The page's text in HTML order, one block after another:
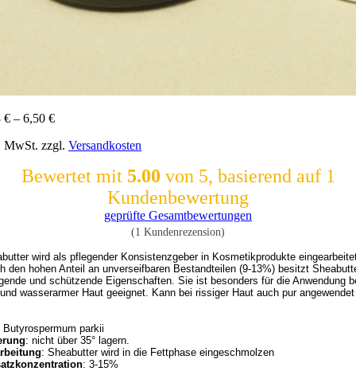
€ – 6,50 €
MwSt. zzgl. Versandkosten
Bewertet mit 5.00 von 5, basierend auf 1
Kundenbewertung
geprüfte Gesamtbewertungen
(1 Kundenrezension)
wird als pflegender Konsistenzgeber in Kosmetikprodukte
den hohen Anteil an unverseifbaren Bestandteilen (9-13%) besitzt
und schützende Eigenschaften. Sie ist besonders für die Anwendung
Butyrospermum parkii
: nicht über 35° lagern.
: Sheabutter wird in die Fettphase eingeschmolzen
: 3-15%